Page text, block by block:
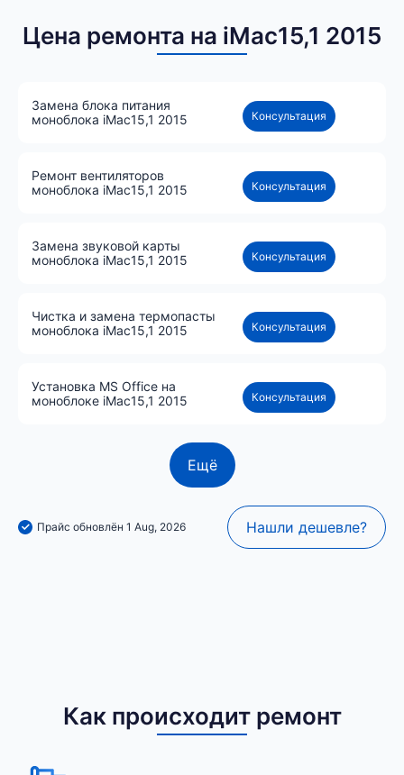
Цена ремонта на iMac15,1 2015
Замена блока питания
моноблока iMac15,1 2015
Консультация
Ремонт вентиляторов
моноблока iMac15,1 2015
Консультация
Замена звуковой карты
моноблока iMac15,1 2015
Консультация
Чистка и замена термопасты
моноблока iMac15,1 2015
Консультация
Установка MS Office на
моноблоке iMac15,1 2015
Консультация
Ещё
Прайс обновлён 1 Aug, 2026 Нашли дешевле?
Как происходит ремонт